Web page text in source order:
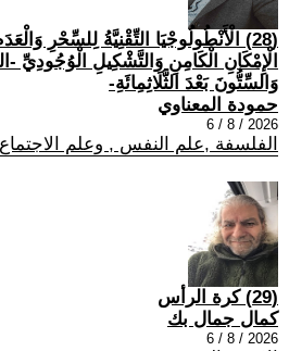
(28) الْأَنْطُولُوجْيَا التِّقْنِيَّةُ لِلسِّحْرِ
الْإِمْكَانِ الْكَامِنِ وَالتَّشْكِيلِ الْوُجُودِيِّ -
وَالسِّتُّونَ بَعْدَ الثَّلَاثِمِائَةِ-
حمودة المعناوي
2026 / 8 / 6
الفلسفة ,علم النفس , وعلم الاجتماع
(29) كرة الرأس
كمال جمال بك
2026 / 8 / 6